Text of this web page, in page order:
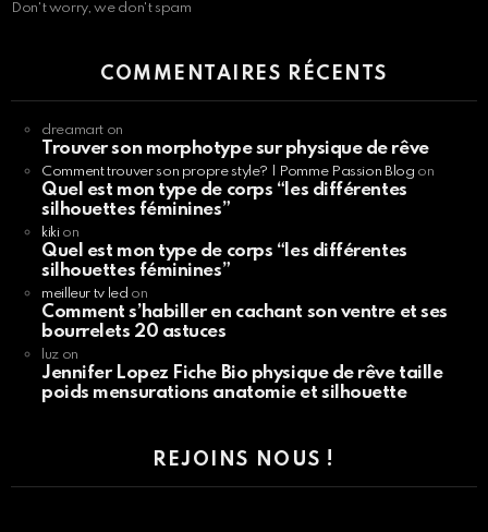
Don't worry, we don't spam
COMMENTAIRES RÉCENTS
dreamart on
Trouver son morphotype sur physique de rêve
Comment trouver son propre style? | Pomme Passion Blog on
Quel est mon type de corps “les différentes
silhouettes féminines”
kikion
Quel est mon type de corps “les différentes
silhouettes féminines”
meilleur tv led on
Comment s’habiller en cachant son ventre et ses
bourrelets 20 astuces
luzon
Jennifer Lopez Fiche Bio physique de rêve taille
poids mensurations anatomie et silhouette
REJOINS NOUS !